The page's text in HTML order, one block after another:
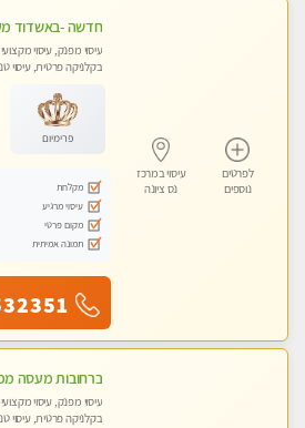
לפרטים
נוספים
עיסוי במרכז
נס ציונה
עיסוי מפנק, עיסוי
בקלניקה פרטית, עיסוי
פרימיום
מקלחת
עיסוי מרגיע
מקום פרטי
תמונה אמיתית
עיסוי מפנק, עיסוי
בקלניקה פרטית, עיסוי